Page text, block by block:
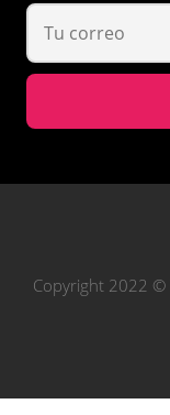
Copyright 2022 ©